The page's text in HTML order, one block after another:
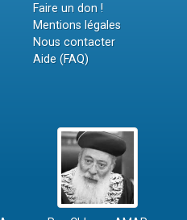
Faire un don !
Mentions légales
Nous contacter
Aide (FAQ)